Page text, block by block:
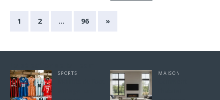
1 2 … 96 »
SPORTS MAISON